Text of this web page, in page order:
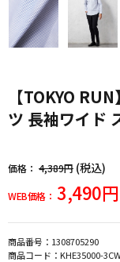
【TOKYO
ツ 長袖ワイド
価格： 4,389円 (税込)
WEB価格： 3,490円
商品番号： 1308705290
商品コード： KHE35000-